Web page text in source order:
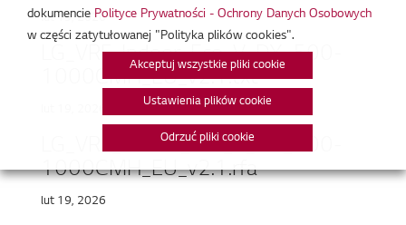
lut 19, 2026
LG_VRF_Indoor_Eco_V_DX_500-
1000CMH_EU_v2.1.txt
LG_VRF_Indoor_Eco_V_DX_500-
1000CMH_EU_v2.1.rfa
lut 19, 2026
dokumencie Polityce Prywatności - Ochrony Danych Osobowych
w części zatytułowanej "Polityka plików cookies".
Akceptuj wszystkie pliki cookie
Ustawienia plików cookie
Odrzuć pliki cookie